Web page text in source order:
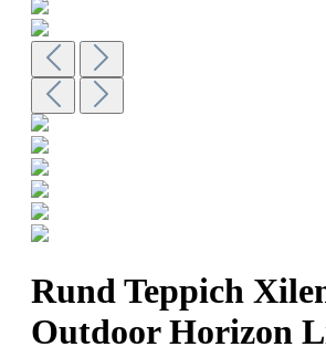
Rund Teppich
Outdoor Horizon